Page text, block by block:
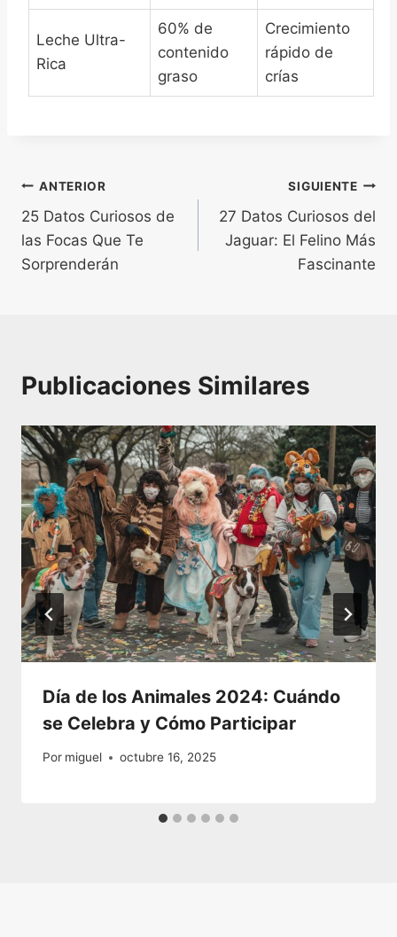
Leche Ultra-
Rica
60% de
contenido
graso
Crecimiento
rápido de
crías
Navegación
de
entradas
ANTERIOR
25 Datos Curiosos de
las Focas Que Te
Sorprenderán
SIGUIENTE
27 Datos Curiosos del
Jaguar: El Felino Más
Fascinante
Publicaciones Similares
Día de los Animales 2024: Cuándo
se Celebra y Cómo Participar
Por miguel octubre 16, 2025